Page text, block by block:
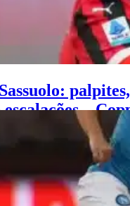
escalações –